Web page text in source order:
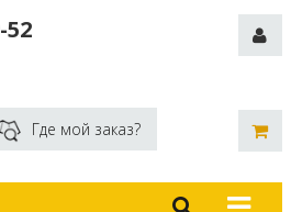
52
Где мой заказ?